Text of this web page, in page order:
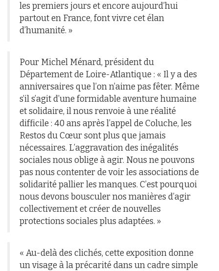
les premiers jours et encore aujourd’hui
partout en France, font vivre cet élan
d’humanité. »
Pour Michel Ménard, président du
Département de Loire-Atlantique : « Il y a des
anniversaires que l’on n’aime pas fêter. Même
s’il s’agit d’une formidable aventure humaine
et solidaire, il nous renvoie à une réalité
difficile : 40 ans après l’appel de Coluche, les
Restos du Cœur sont plus que jamais
nécessaires. L’aggravation des inégalités
sociales nous oblige à agir. Nous ne pouvons
pas nous contenter de voir les associations de
solidarité pallier les manques. C’est pourquoi
nous devons bousculer nos manières d’agir
collectivement et créer de nouvelles
protections sociales plus adaptées. »
« Au-delà des clichés, cette exposition donne
un visage à la précarité dans un cadre simple